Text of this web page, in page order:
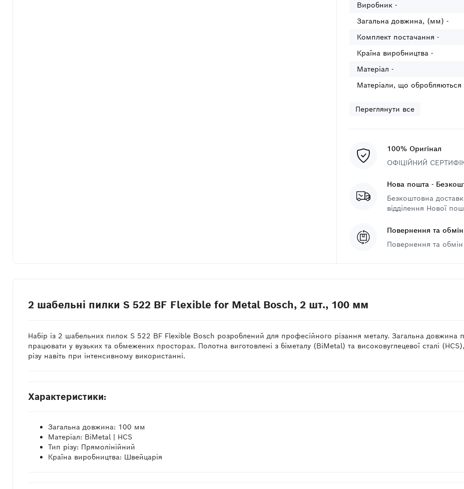
Виробник -
Загальна довжина, (мм) -
Комплект постачання -
Країна виробництва -
Матеріал -
Матеріали, що обробляються
Переглянути все
100% Оригінал
ОФІЦІЙНИЙ
Нова пошта -
Безкоштовна
відділення Нової
Повернення та обмін
Повернення та
2 шабельні пилки S 522 BF Flexible for Metal Bosch, 2 шт., 100 мм
Набір із 2 шабельних пилок S 522 BF Flexible Bosch розроблений для професійного різання металу. Загальна
працювати у вузьких та обмежених просторах. Полотна виготовлені з біметалу (BiMetal) та високовуглецевої сталі
різу навіть при інтенсивному використанні.
Характеристики:
Загальна довжина: 100 мм
Матеріал: BiMetal | HCS
Тип різу: Прямолінійний
Країна виробництва: Швейцарія